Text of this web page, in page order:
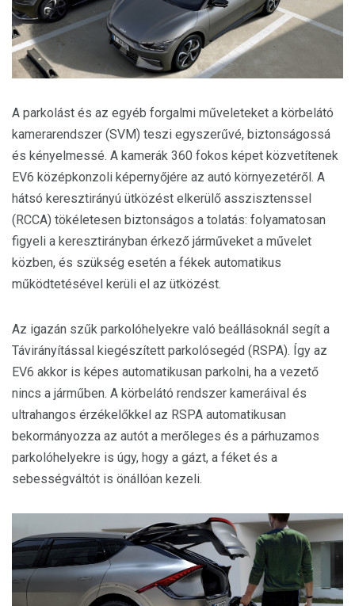
A parkolást és az egyéb forgalmi műveleteket a körbelátó
kamerarendszer (SVM) teszi egyszerűvé, biztonságossá
és kényelmessé. A kamerák 360 fokos képet közvetítenek
EV6 középkonzoli képernyőjére az autó környezetéről. A
hátsó keresztirányú ütközést elkerülő asszisztenssel
(RCCA) tökéletesen biztonságos a tolatás: folyamatosan
figyeli a keresztirányban érkező járműveket a művelet
közben, és szükség esetén a fékek automatikus
működtetésével kerüli el az ütközést.
Az igazán szűk parkolóhelyekre való beállásoknál segít a
Távirányítással kiegészített parkolósegéd (RSPA). Így az
EV6 akkor is képes automatikusan parkolni, ha a vezető
nincs a járműben. A körbelátó rendszer kameráival és
ultrahangos érzékelőkkel az RSPA automatikusan
bekormányozza az autót a merőleges és a párhuzamos
parkolóhelyekre is úgy, hogy a gázt, a féket és a
sebességváltót is önállóan kezeli.